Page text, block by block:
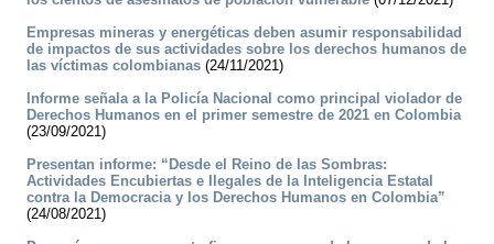
Empresas mineras y energéticas deben asumir responsabilidad
de impactos de sus actividades sobre los derechos humanos de
las víctimas colombianas (24/11/2021)
Informe señala a la Policía Nacional como principal violador de
Derechos Humanos en el primer semestre de 2021 en Colombia
(23/09/2021)
Presentan informe: “Desde el Reino de las Sombras:
Actividades Encubiertas e Ilegales de la Inteligencia Estatal
contra la Democracia y los Derechos Humanos en Colombia”
(24/08/2021)